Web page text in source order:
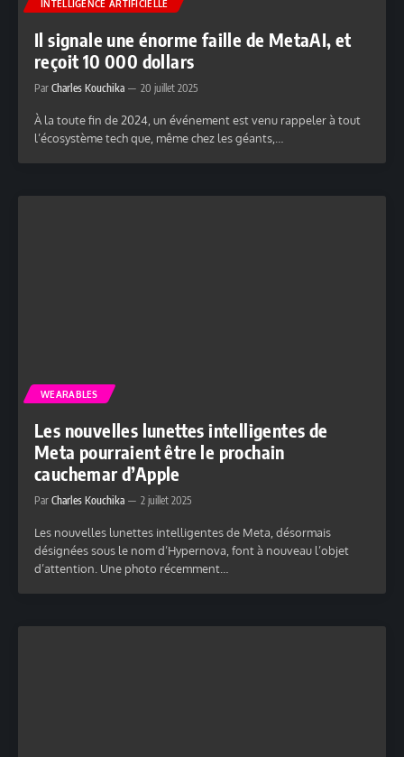
INTELLIGENCE ARTIFICIELLE
Il signale une énorme faille de MetaAI, et
reçoit 10 000 dollars
Par Charles Kouchika 20 juillet 2025
À la toute fin de 2024, un événement est venu rappeler à tout
l’écosystème tech que, même chez les géants,…
WEARABLES
Les nouvelles lunettes intelligentes de
Meta pourraient être le prochain
cauchemar d’Apple
Par Charles Kouchika 2 juillet 2025
Les nouvelles lunettes intelligentes de Meta, désormais
désignées sous le nom d’Hypernova, font à nouveau l’objet
d’attention. Une photo récemment…